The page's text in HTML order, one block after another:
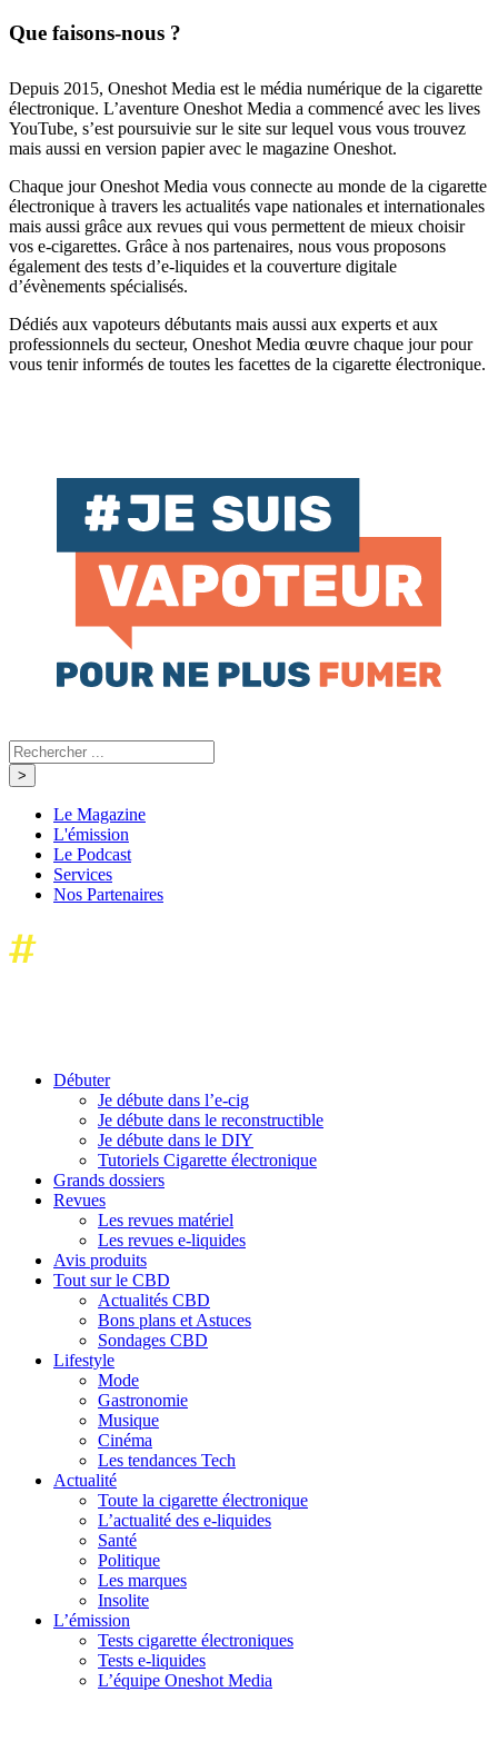
Que faisons-nous ?
Depuis 2015, Oneshot Media est le média numérique de la cigarette
électronique. L’aventure Oneshot Media a commencé avec les lives
YouTube, s’est poursuivie sur le site sur lequel vous vous trouvez
mais aussi en version papier avec le magazine Oneshot.
Chaque jour Oneshot Media vous connecte au monde de la cigarette
électronique à travers les actualités vape nationales et internationales
mais aussi grâce aux revues qui vous permettent de mieux choisir
vos e-cigarettes. Grâce à nos partenaires, nous vous proposons
également des tests d’e-liquides et la couverture digitale
d’évènements spécialisés.
Dédiés aux vapoteurs débutants mais aussi aux experts et aux
professionnels du secteur, Oneshot Media œuvre chaque jour pour
vous tenir informés de toutes les facettes de la cigarette électronique.
Le Magazine
L'émission
Le Podcast
Services
Nos Partenaires
Débuter
Je débute dans l’e-cig
Je débute dans le reconstructible
Je débute dans le DIY
Tutoriels Cigarette électronique
Grands dossiers
Revues
Les revues matériel
Les revues e-liquides
Avis produits
Tout sur le CBD
Actualités CBD
Bons plans et Astuces
Sondages CBD
Lifestyle
Mode
Gastronomie
Musique
Cinéma
Les tendances Tech
Actualité
Toute la cigarette électronique
L’actualité des e-liquides
Santé
Politique
Les marques
Insolite
L’émission
Tests cigarette électroniques
Tests e-liquides
L’équipe Oneshot Media